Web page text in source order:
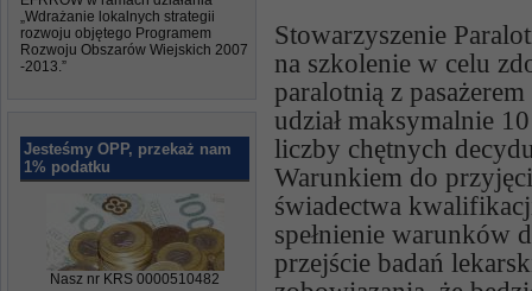
„Wdrażanie lokalnych strategii
rozwoju objętego Programem
Rozwoju Obszarów Wiejskich 2007
-2013.”
Jesteśmy OPP, przekaż nam
1% podatku
Nasz nr KRS 0000510482
Stowarzyszenie
na szkolenie w celu
paralotnią z
udział maksymalnie
liczby chętnych
Warunkiem do
świadectwa
spełnienie warunków
przejście badań